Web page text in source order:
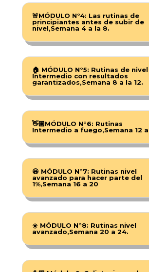
🚨MÓDULO N°4: Las rutinas de
principiantes antes de subir de
nivel,Semana 4 a la 8.
🏠 MÓDULO N°5: Rutinas de nivel
Intermedio con resultados
garantizados,Semana 8 a la 12.
👋🏼MÓDULO N°6: Rutinas
Intermedio a fuego,Semana 12 a
😆 MÓDULO N°7: Rutinas nivel
avanzado para hacer parte del
1%,Semana 16 a 20
☀️ MÓDULO N°8: Rutinas nivel
avanzado,Semana 20 a 24.